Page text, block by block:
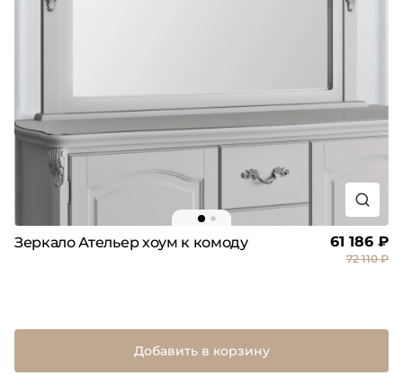
Зеркало Ательер хоум к комоду 61 186 ₽
72 110 ₽
Добавить в корзину